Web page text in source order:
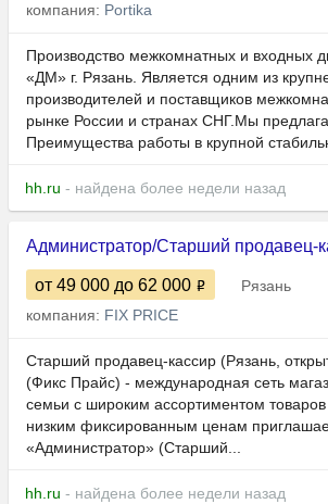
компания: Portika
Производство межкомнатных и
«ДМ» г. Рязань. Является одним из
производителей и поставщиков
рынке России и странах СНГ.Мы
Преимущества работы в крупной
hh.ru - найдена более недели назад
Администратор/Старший продавец-
от 49 000 до 62 000
Рязань
компания: FIX PRICE
Старший продавец-кассир (Рязань,
(Фикс Прайс) - международная сеть
семьи с широким ассортиментом
низким фиксированным ценам
«Администратор» (Старший...
hh.ru - найдена более недели назад